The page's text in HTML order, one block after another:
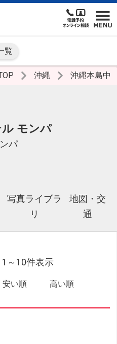
覧
沖縄 沖縄本島中
モンパ
パ
写真ライブラ
リ
地図・交
通
1～10件表示
安い順 高い順